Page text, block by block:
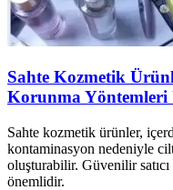
Sahte Kozmetik
Korunma Yöntemleri
Sahte kozmetik ürünler,
kontaminasyon nedeniyle
oluşturabilir. Güvenilir
önemlidir.